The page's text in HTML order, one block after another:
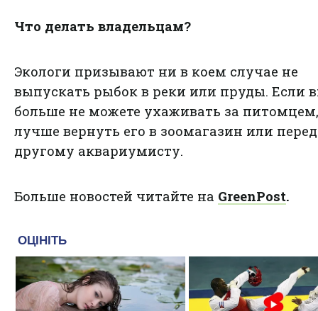
Что делать владельцам?
Экологи призывают ни в коем случае не
выпускать рыбок в реки или пруды. Если
больше не можете ухаживать за питомцем,
лучше вернуть его в зоомагазин или
другому аквариумисту.
Больше новостей читайте на GreenPost.